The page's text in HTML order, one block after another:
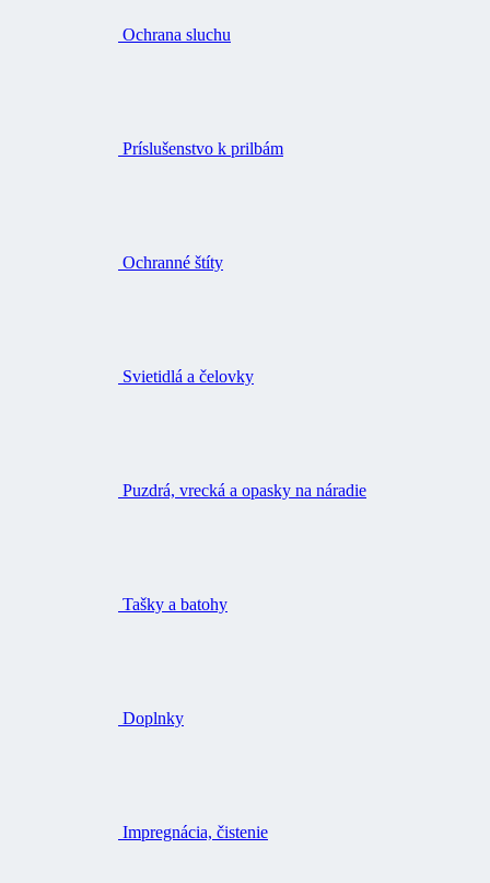
Ochrana sluchu
Príslušenstvo k prilbám
Ochranné štíty
Svietidlá a čelovky
Puzdrá, vrecká a opasky na náradie
Tašky a batohy
Doplnky
Impregnácia, čistenie